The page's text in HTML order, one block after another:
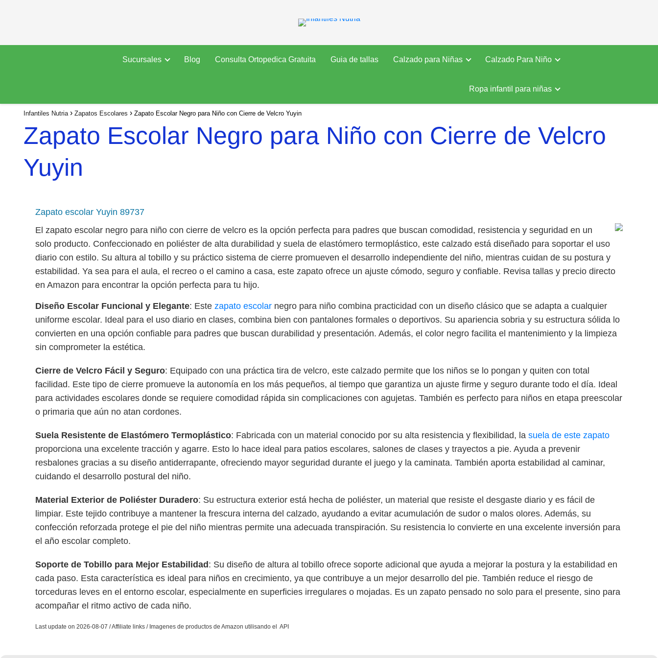
Sucursales Blog Consulta Ortopedica Gratuita Guia de tallas Calzado para Niñas Calzado Para Niño
Ropa infantil para niñas
Infantiles Nutria Zapatos Escolares Zapato Escolar Negro para Niño con Cierre de Velcro Yuyin
Zapato Escolar Negro para Niño con Cierre de Velcro
Yuyin
Zapato escolar Yuyin 89737
El zapato escolar negro para niño con cierre de velcro es la opción perfecta para padres que buscan comodidad, resistencia y seguridad en un
solo producto. Confeccionado en poliéster de alta durabilidad y suela de elastómero termoplástico, este calzado está diseñado para soportar el uso
diario con estilo. Su altura al tobillo y su práctico sistema de cierre promueven el desarrollo independiente del niño, mientras cuidan de su postura y
estabilidad. Ya sea para el aula, el recreo o el camino a casa, este zapato ofrece un ajuste cómodo, seguro y confiable. Revisa tallas y precio directo
en Amazon para encontrar la opción perfecta para tu hijo.
Diseño Escolar Funcional y Elegante: Este zapato escolar negro para niño combina practicidad con un diseño clásico que se adapta a cualquier
uniforme escolar. Ideal para el uso diario en clases, combina bien con pantalones formales o deportivos. Su apariencia sobria y su estructura sólida lo
convierten en una opción confiable para padres que buscan durabilidad y presentación. Además, el color negro facilita el mantenimiento y la limpieza
sin comprometer la estética.
Cierre de Velcro Fácil y Seguro: Equipado con una práctica tira de velcro, este calzado permite que los niños se lo pongan y quiten con total
facilidad. Este tipo de cierre promueve la autonomía en los más pequeños, al tiempo que garantiza un ajuste firme y seguro durante todo el día. Ideal
para actividades escolares donde se requiere comodidad rápida sin complicaciones con agujetas. También es perfecto para niños en etapa preescolar
o primaria que aún no atan cordones.
Suela Resistente de Elastómero Termoplástico: Fabricada con un material conocido por su alta resistencia y flexibilidad, la suela de este zapato
proporciona una excelente tracción y agarre. Esto lo hace ideal para patios escolares, salones de clases y trayectos a pie. Ayuda a prevenir
resbalones gracias a su diseño antiderrapante, ofreciendo mayor seguridad durante el juego y la caminata. También aporta estabilidad al caminar,
cuidando el desarrollo postural del niño.
Material Exterior de Poliéster Duradero: Su estructura exterior está hecha de poliéster, un material que resiste el desgaste diario y es fácil de
limpiar. Este tejido contribuye a mantener la frescura interna del calzado, ayudando a evitar acumulación de sudor o malos olores. Además, su
confección reforzada protege el pie del niño mientras permite una adecuada transpiración. Su resistencia lo convierte en una excelente inversión para
el año escolar completo.
Soporte de Tobillo para Mejor Estabilidad : Su diseño de altura al tobillo ofrece soporte adicional que ayuda a mejorar la postura y la estabilidad en
cada paso. Esta característica es ideal para niños en crecimiento, ya que contribuye a un mejor desarrollo del pie. También reduce el riesgo de
torceduras leves en el entorno escolar, especialmente en superficies irregulares o mojadas. Es un zapato pensado no solo para el presente, sino para
acompañar el ritmo activo de cada niño.
Last update on 2026-08-07 / Affiliate links / Imagenes de productos de Amazon utilisando el API